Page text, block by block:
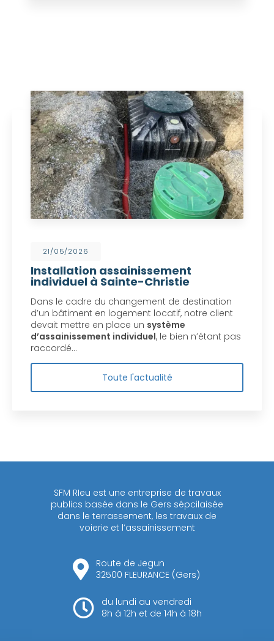
21/05/2026
Installation assainissement
individuel à Sainte-Christie
Dans le cadre du changement de destination
d’un bâtiment en logement locatif, notre client
devait mettre en place un système
d’assainissement individuel, le bien n’étant pas
raccordé…
Toute l'actualité
SFM RIeu est une entreprise de travaux
publics basée dans le Gers sépcilaisée
dans le terrassement, les travaux de
voierie et l’assainissement
Route de Jegun
32500 FLEURANCE (Gers)
du lundi au vendredi
8h à 12h et de 14h à 18h